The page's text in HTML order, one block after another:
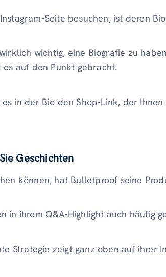
Seite besuchen, ist deren
wichtig, eine Biografie zu
auf den Punkt gebracht.
in der Bio den Shop-Link, der
Geschichten
können, hat Bulletproof seine
in ihrem Q&A-Highlight auch häufig
Strategie zeigt ganz oben auf ihrer